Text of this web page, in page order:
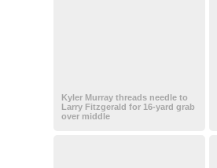
Kyler Murray threads needle to
Larry Fitzgerald for 16-yard grab
over middle